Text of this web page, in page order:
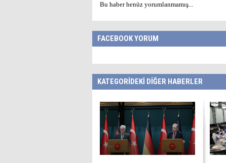
Bu haber henüz yorumlanmamış...
FACEBOOK YORUM
KATEGORİDEKİ DİĞER HABERLER